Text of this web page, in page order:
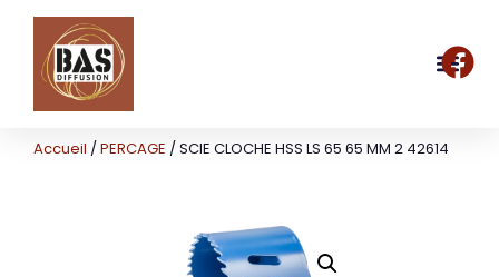
Accueil /PERCAGE / SCIE CLOCHE HSS LS 65 65 MM 2 42614